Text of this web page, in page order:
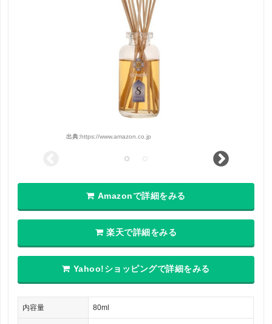
出典:https://www.amazon.co.jp
Amazonで詳細をみる
楽天で詳細をみる
Yahoo!ショッピングで詳細をみる
内容量 80ml